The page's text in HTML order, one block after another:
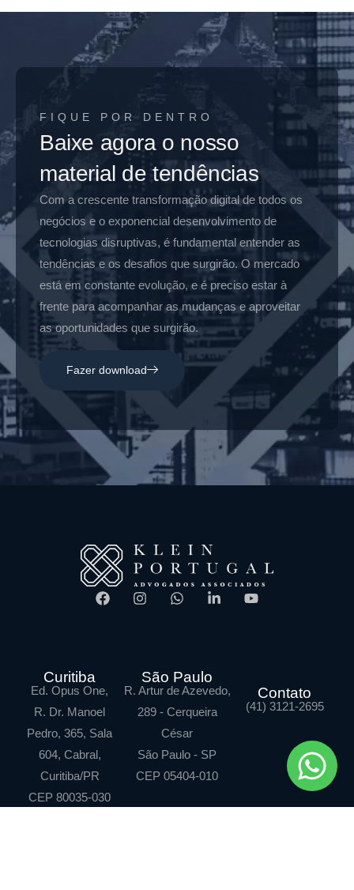
FIQUE POR DENTRO
Baixe agora o nosso
material de tendências
Com a crescente transformação digital de todos os
negócios e o exponencial desenvolvimento de
tecnologias disruptivas, é fundamental entender as
tendências e os desafios que surgirão. O mercado
está em constante evolução, e é preciso estar à
frente para acompanhar as mudanças e aproveitar
as oportunidades que surgirão.
Fazer download
Curitiba
Ed. Opus One,
R. Dr. Manoel
Pedro, 365, Sala
604, Cabral,
Curitiba/PR
CEP 80035-030
São Paulo
R. Artur de Azevedo,
289 - Cerqueira
César
São Paulo - SP
CEP 05404-010
Contato
(41) 3121-2695